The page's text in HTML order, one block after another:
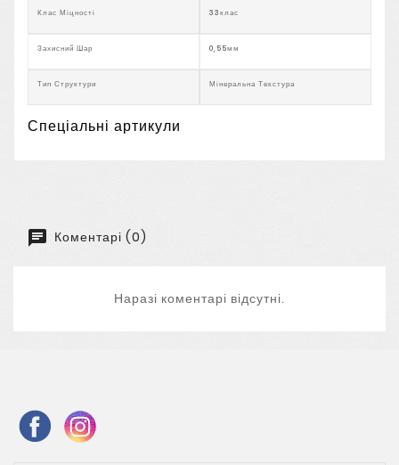
Клас Міцності 33клас
Захисний Шар 0,55мм
Тип Структури Мінеральна Текстура
Спеціальні артикули
Коментарі (0)
Наразі коментарі відсутні.